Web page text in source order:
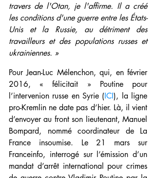
travers de l'Otan, je l'affirme. Il a créé
les conditions d'une guerre entre les États-
Unis et la Russie, au détriment des
travailleurs et des populations russes et
ukrainiennes. »
Pour Jean-Luc Mélenchon, qui, en février
2016, « félicitait » Poutine pour
l’intervenion russe en Syrie (ICI), la ligne
pro-Kremlin ne date pas d’hier. Là, il vient
d’envoyer au front son lieutenant, Manuel
Bompard, nommé coordinateur de La
France insoumise. Le 21 mars sur
Franceinfo, interrogé sur l’émission d’un
mandat d’arrêt international pour crimes